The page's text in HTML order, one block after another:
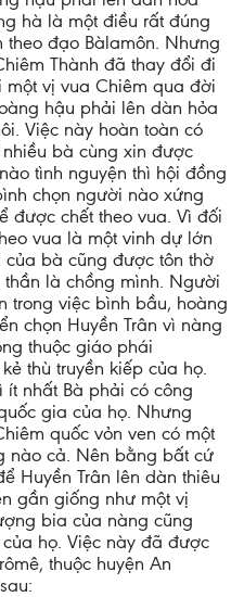
hà là một điều rất đúng
đạo Bàlamôn. Nhưng
Thành đã thay đổi đi
một vị vua Chiêm qua đời
hậu phải lên dàn hỏa
Việc này hoàn toàn có
bà cùng xin được
tình nguyện thì hội đồng
chọn người nào xứng
được chết theo vua. Vì đối
vua là một vinh dự lớn
bà cũng được tôn thờ
là chồng mình. Người
trong việc bình bầu, hoàng
chọn Huyền Trân vì nàng
thuộc giáo phái
thù truyền kiếp của họ.
nhất Bà phải có công
gia của họ. Nhưng
quốc vỏn ven có một
nào cả. Nên bằng bất cứ
Huyền Trân lên dàn thiêu
gần giống như một vị
bia của nàng cũng
họ. Việc này đã được
thuộc huyện An